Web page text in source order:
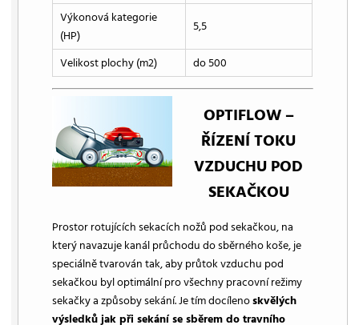
Výkonová kategorie
(HP)
5,5
Velikost plochy (m2)
do 500
OPTIFLOW –
ŘÍZENÍ TOKU
VZDUCHU POD
SEKAČKOU
Prostor rotujících sekacích nožů pod sekačkou, na
který navazuje kanál průchodu do sběrného koše, je
speciálně tvarován tak, aby průtok vzduchu pod
sekačkou byl optimální pro všechny pracovní režimy
sekačky a způsoby sekání. Je tím docílenoskvělých
výsledků jak při sekání se sběrem do travního